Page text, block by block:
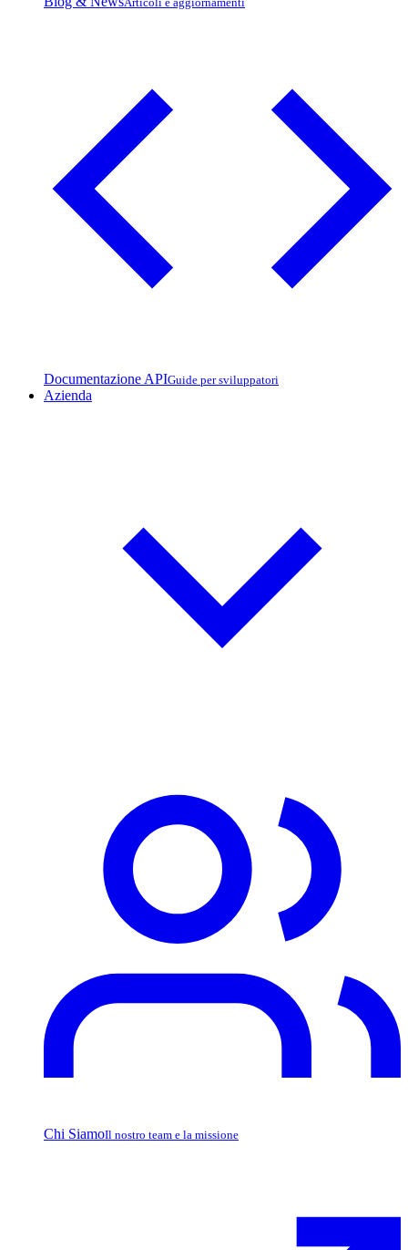
Documentazione APIGuide per sviluppatori
Azienda
Chi SiamoIl nostro team e la missione